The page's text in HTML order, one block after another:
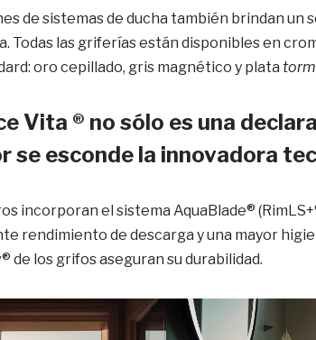
de sistemas de ducha también brindan un
Todas las griferías están disponibles en
oro cepillado, gris magnético y plata
Vita ® no sólo es una
se esconde la innovadora
incorporan el sistema AquaBlade®
rendimiento de descarga y una mayor
de los grifos aseguran su durabilidad.